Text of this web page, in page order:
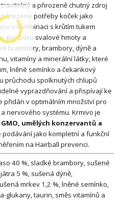
a přirozeně chutný zdroj
potřeby koček jako
v kombinaci s krůtím tukem
podporu svalové hmoty a
brambory, brambory, dýně a
vitamíny a minerální látky, které
lněné semínko a čekankový
průchodu spolknutých chlupů
vyprazdňování a přispívají ke
přidán v optimálním množství pro
nervového systému. Krmivo je
umělých konzervantů a
jako kompletní a funkční
na Hairball prevenci.
40 %, sladké brambory, sušené
5 %, sušená dýně,
mrkev 1,2 %, lněné semínko,
glukany, taurin, směs vitamínů a